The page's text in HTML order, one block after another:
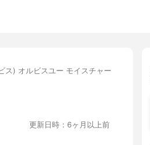
ス) オルビスユー モイスチャー
更新日時：6ヶ月以上前